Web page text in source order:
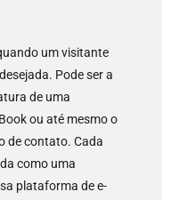
um visitante
Pode ser a
de uma
ou até mesmo o
de contato. Cada
como uma
plataforma de e-